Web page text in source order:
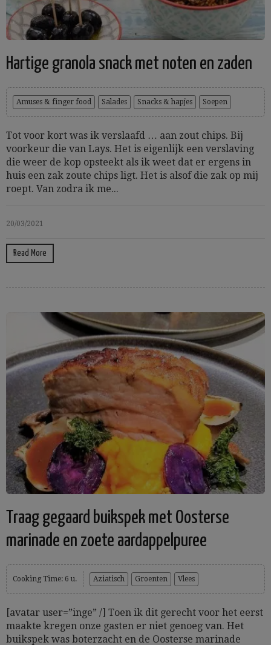
Hartige granola snack met noten en zaden
Amuses & finger food Salades Snacks & hapjes Soepen
Tot voor kort was ik verslaafd … aan zout chips. Bij
voorkeur die van Lays. Het is eigenlijk een verslaving
die weer de kop opsteekt als ik weet dat er ergens in
huis een zak zoute chips ligt. Het is alsof die zak op mij
roept. Van zodra ik me...
20/03/2021
Read More
Traag gegaard buikspek met Oosterse
marinade en zoete aardappelpuree
Cooking Time: 6 u. Aziatisch Groenten Vlees
[avatar user=”inge” /] Toen ik dit gerecht voor het eerst
maakte kregen onze gasten er niet genoeg van. Het
buikspek was boterzacht en de Oosterse marinade